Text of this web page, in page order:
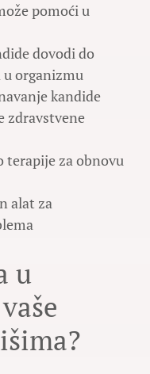
pomoći u
dovodi do
organizmu
kandide
zdravstvene
terapije za obnovu
alat za
u